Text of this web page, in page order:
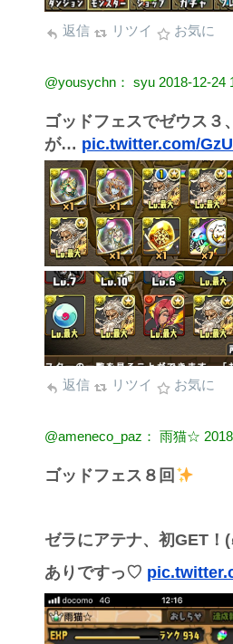
返信 リツイ お気に
@yousychn： syu 2018-12-24
ゴッドフェスでゼウス３
が… pic.twitter.com/
返信 リツイ お気に
@ameneco_paz： 雨猫☆
ゴッドフェス８回
ありですっ♡